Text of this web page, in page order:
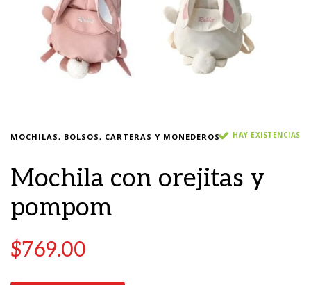
MOCHILAS, BOLSOS, CARTERAS Y MONEDEROS HAY EXISTENCIAS
Mochila con orejitas y
pompom
$769.00